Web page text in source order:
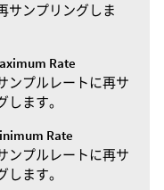
サンプリングしま
Rate
ンプルレートに再サ
します。
Rate
ンプルレートに再サ
します。